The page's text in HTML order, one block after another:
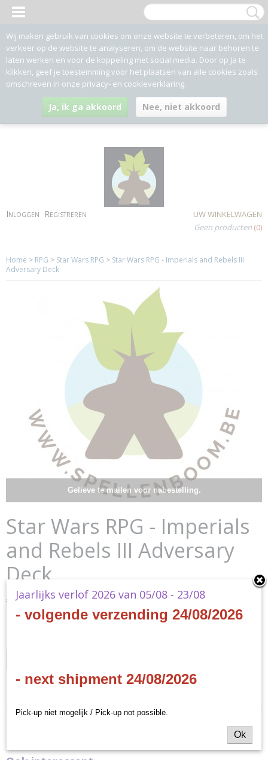
Inloggen Registreren
UW WINKELWAGEN
Geen producten (0)
Home > RPG > Star Wars RPG > Star Wars RPG - Imperials and Rebels III
Adversary Deck
Gelieve te mailen voor nabestelling.
Star Wars RPG - Imperials
and Rebels III Adversary
Deck
€ 8,30
Niet op voorraad
Productcode
SWR13
Wij maken gebruik van cookies om onze website te verbeteren, om het
verkeer op de website te analyseren, om de website naar behoren te
laten werken en voor de koppeling met social media. Door op Ja te
klikken, geef je toestemming voor het plaatsen van alle cookies zoals
omschreven in onze privacy- en cookieverklaring.
Ja, ik ga akkoord Nee, niet akkoord
Jaarlijks verlof 2026 van 05/08 - 23/08
- volgende verzending 24/08/2026
- next shipment 24/08/2026
Pick-up niet mogelijk / Pick-up not possible.
Ok